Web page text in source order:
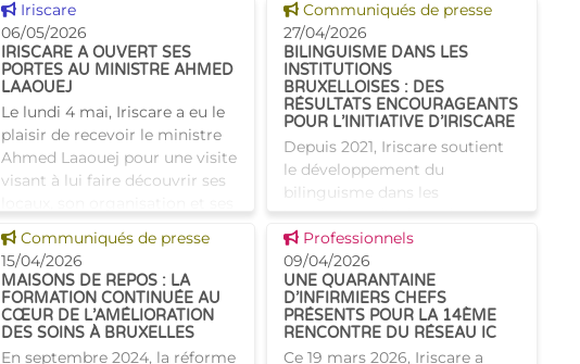
évitables de maladies graves.
Si l’envie d’arrêter est souvent
présent
établissements ve
Voir cette news
Iriscare
06/05/2026
IRISCARE A OUVERT SES
PORTES AU MINISTRE AHMED
LAAOUEJ
Le lundi 4 mai, Iriscare a eu le
plaisir de recevoir le ministre
Ahmed Laaouej pour une visite
visant à lui faire découvrir ses
missions. Accueilli par le
directe
Voir cette news
Communiqués de presse
27/04/2026
BILINGUISME DANS LES
INSTITUTIONS
BRUXELLOISES : DES
RÉSULTATS ENCOURAGEANTS
POUR L’INITIATIVE D’IRISCARE
Depuis 2021, Iriscare soutient
le développement du
bilinguisme dans les
institutions d'aide et de soins
en finançant des cours de
néerlandais pour les maisons
de repos bruxelloises. Fort de
cette
Voir cette news
Communiqués de presse
15/04/2026
MAISONS DE REPOS : LA
FORMATION CONTINUÉE AU
CŒUR DE L’AMÉLIORATION
DES SOINS À BRUXELLES
En septembre 2024, la réforme
Voir cette news
Professionnels
09/04/2026
UNE QUARANTAINE
D’INFIRMIERS CHEFS
PRÉSENTS POUR LA 14ÈME
RENCONTRE DU RÉSEAU IC
Ce 19 mars 2026, Iriscare a